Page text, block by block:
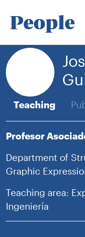
People
Teaching
Profesor
Department of
Graphic
Teaching area:
Ingeniería